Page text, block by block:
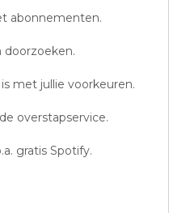
abonnementen.
doorzoeken.
met jullie voorkeuren.
overstapservice.
gratis Spotify.